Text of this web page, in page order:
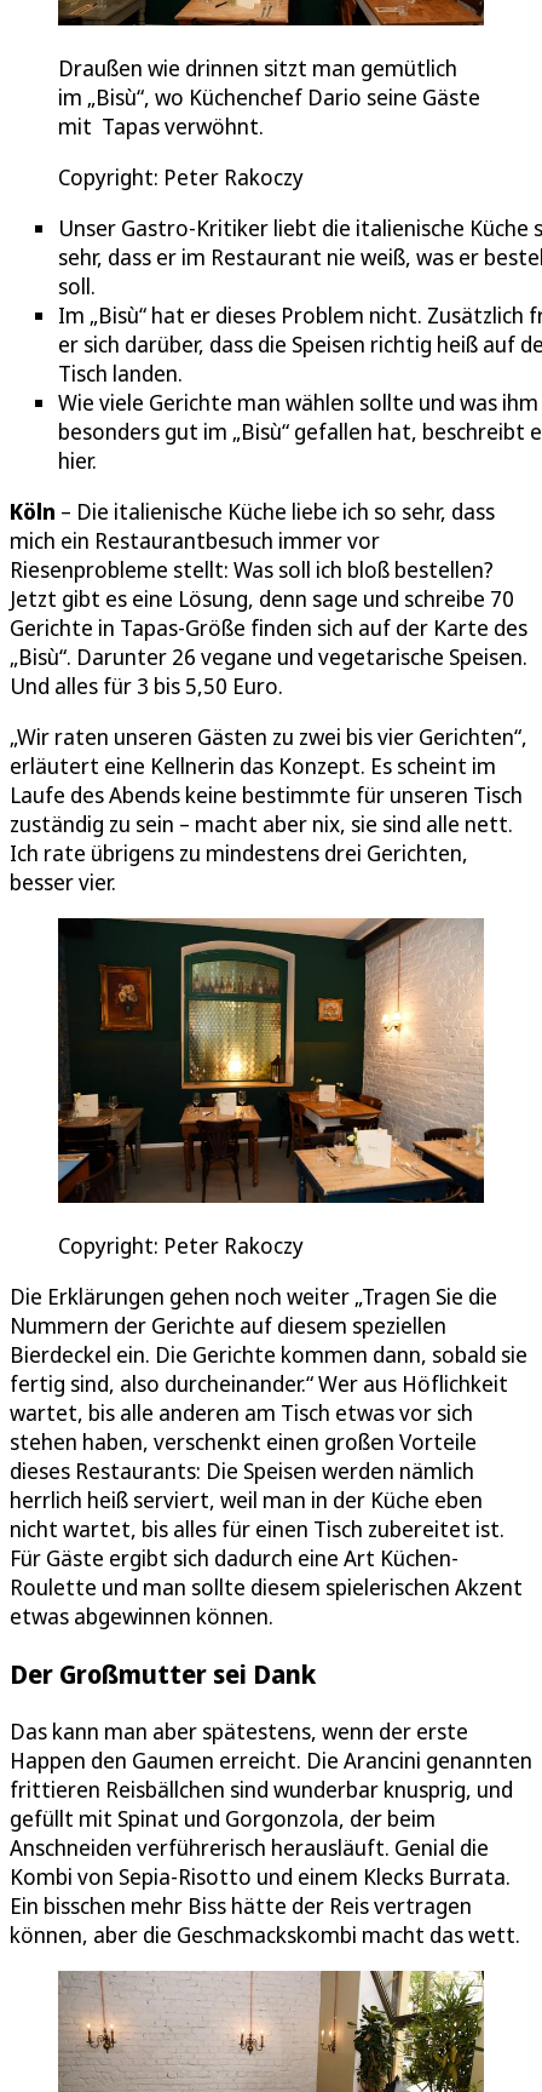
Draußen wie drinnen sitzt man gemütlich
im „Bisù“, wo Küchenchef Dario seine Gäste
mit Tapas verwöhnt.
Copyright: Peter Rakoczy
Unser Gastro-Kritiker liebt die italienische Küche
sehr, dass er im Restaurant nie weiß, was er
soll.
Im „Bisù“ hat er dieses Problem nicht. Zusätzlich
er sich darüber, dass die Speisen richtig heiß auf
Tisch landen.
Wie viele Gerichte man wählen sollte und was ihm
besonders gut im „Bisù“ gefallen hat, beschreibt
hier.
Köln – Die italienische Küche liebe ich so sehr, dass
mich ein Restaurantbesuch immer vor
Riesenprobleme stellt: Was soll ich bloß bestellen?
Jetzt gibt es eine Lösung, denn sage und schreibe 70
Gerichte in Tapas-Größe finden sich auf der Karte des
„Bisù“. Darunter 26 vegane und vegetarische Speisen.
Und alles für 3 bis 5,50 Euro.
„Wir raten unseren Gästen zu zwei bis vier Gerichten“,
erläutert eine Kellnerin das Konzept. Es scheint im
Laufe des Abends keine bestimmte für unseren Tisch
zuständig zu sein – macht aber nix, sie sind alle nett.
Ich rate übrigens zu mindestens drei Gerichten,
besser vier.
Copyright: Peter Rakoczy
Die Erklärungen gehen noch weiter „Tragen Sie die
Nummern der Gerichte auf diesem speziellen
Bierdeckel ein. Die Gerichte kommen dann, sobald sie
fertig sind, also durcheinander.“ Wer aus Höflichkeit
wartet, bis alle anderen am Tisch etwas vor sich
stehen haben, verschenkt einen großen Vorteile
dieses Restaurants: Die Speisen werden nämlich
herrlich heiß serviert, weil man in der Küche eben
nicht wartet, bis alles für einen Tisch zubereitet ist.
Für Gäste ergibt sich dadurch eine Art Küchen-
Roulette und man sollte diesem spielerischen Akzent
etwas abgewinnen können.
Der Großmutter sei Dank
Das kann man aber spätestens, wenn der erste
Happen den Gaumen erreicht. Die Arancini genannten
frittieren Reisbällchen sind wunderbar knusprig, und
gefüllt mit Spinat und Gorgonzola, der beim
Anschneiden verführerisch herausläuft. Genial die
Kombi von Sepia-Risotto und einem Klecks Burrata.
Ein bisschen mehr Biss hätte der Reis vertragen
können, aber die Geschmackskombi macht das wett.